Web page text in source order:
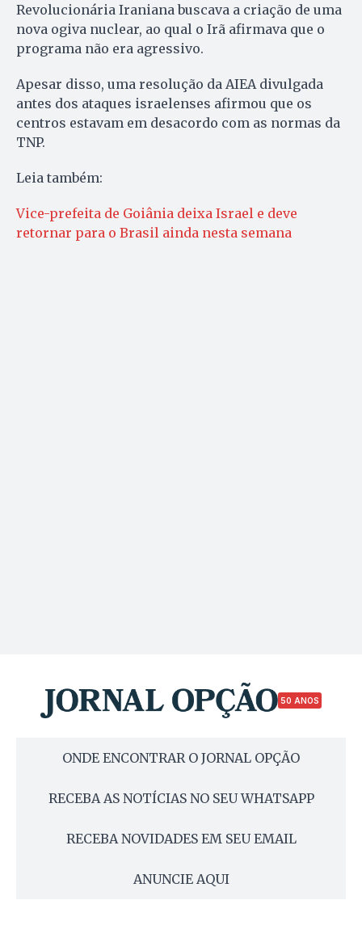
Revolucionária Iraniana buscava a criação de uma
nova ogiva nuclear, ao qual o Irã afirmava que o
programa não era agressivo.
Apesar disso, uma resolução da AIEA divulgada
antes dos ataques israelenses afirmou que os
centros estavam em desacordo com as normas da
TNP.
Leia também:
Vice-prefeita de Goiânia deixa Israel e deve
retornar para o Brasil ainda nesta semana
50 ANOS
ONDE ENCONTRAR O JORNAL OPÇÃO
RECEBA AS NOTÍCIAS NO SEU WHATSAPP
RECEBA NOVIDADES EM SEU EMAIL
ANUNCIE AQUI